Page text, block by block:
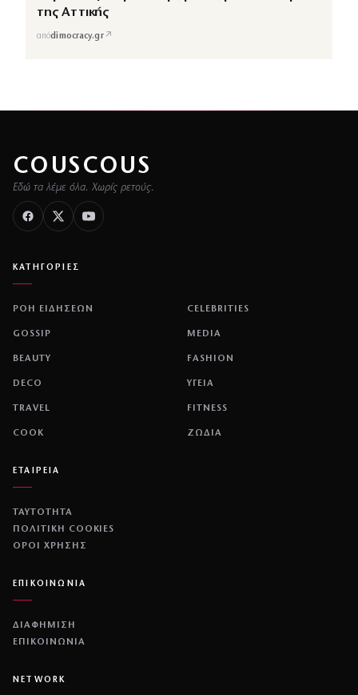
της Αττικής
απόdimocracy.gr↗
COUSCOUS
Εδώ τα λέμε όλα. Χωρίς ρετούς.
ΚΑΤΗΓΟΡΙΕΣ
ΡΟΗ ΕΙΔΗΣΕΩΝ CELEBRITIES
GOSSIP MEDIA
BEAUTY FASHION
DECO ΥΓΕΙΑ
TRAVEL FITNESS
COOK ΖΩΔΙΑ
ΕΤΑΙΡΕΙΑ
ΤΑΥΤΟΤΗΤΑ
ΠΟΛΙΤΙΚΉ COOKIES
ΌΡΟΙ ΧΡΉΣΗΣ
ΕΠΙΚΟΙΝΩΝΙΑ
ΔΙΑΦΗΜΙΣΗ
ΕΠΙΚΟΙΝΩΝΙΑ
NETWORK